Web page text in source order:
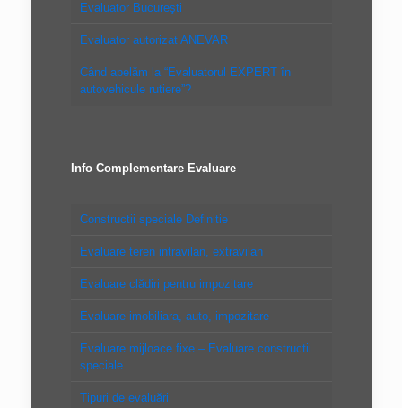
Evaluator Bucureşti
Evaluator autorizat ANEVAR
Când apelăm la “Evaluatorul EXPERT în
autovehicule rutiere”?
Info Complementare Evaluare
Constructii speciale Definitie
Evaluare teren intravilan, extravilan
Evaluare clădiri pentru impozitare
Evaluare imobiliara, auto, impozitare
Evaluare mijloace fixe – Evaluare constructii
speciale
Tipuri de evaluări